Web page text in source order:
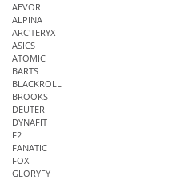
AEVOR
ALPINA
ARC'TERYX
ASICS
ATOMIC
BARTS
BLACKROLL
BROOKS
DEUTER
DYNAFIT
F2
FANATIC
FOX
GLORYFY